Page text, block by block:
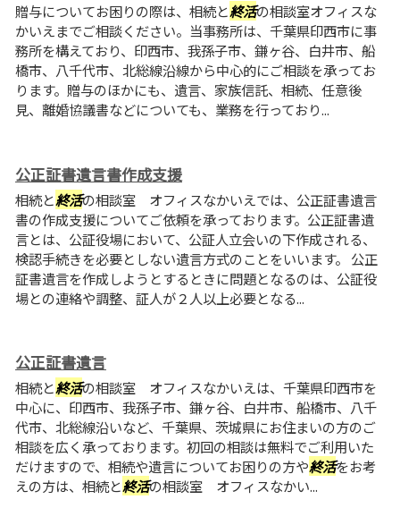
贈与についてお困りの際は、相続と終活の相談室オフィスな
かいえまでご相談ください。当事務所は、千葉県印西市に事
務所を構えており、印西市、我孫子市、鎌ヶ谷、白井市、船
橋市、八千代市、北総線沿線から中心的にご相談を承ってお
ります。贈与のほかにも、遺言、家族信託、相続、任意後
見、離婚協議書などについても、業務を行っており...
公正証書遺言書作成支援
相続と終活の相談室 オフィスなかいえでは、公正証書遺言
書の作成支援についてご依頼を承っております。公正証書遺
言とは、公証役場において、公証人立会いの下作成される、
検認手続きを必要としない遺言方式のことをいいます。 公正
証書遺言を作成しようとするときに問題となるのは、公証役
場との連絡や調整、証人が２人以上必要となる...
公正証書遺言
相続と終活の相談室 オフィスなかいえは、千葉県印西市を
中心に、印西市、我孫子市、鎌ヶ谷、白井市、船橋市、八千
代市、北総線沿いなど、千葉県、茨城県にお住まいの方のご
相談を広く承っております。初回の相談は無料でご利用いた
だけますので、相続や遺言についてお困りの方や終活をお考
えの方は、相続と終活の相談室 オフィスなかい...